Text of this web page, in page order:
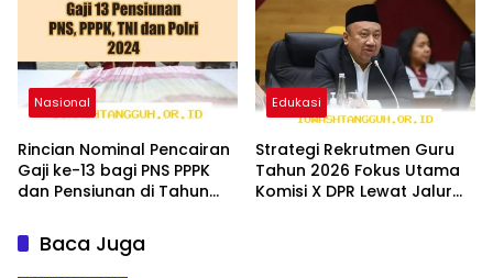
Nasional
Rincian Nominal Pencairan
Gaji ke-13 bagi PNS PPPK
dan Pensiunan di Tahun
Edukasi
Strategi Rekrutmen Guru
Tahun 2026 Fokus Utama
Komisi X DPR Lewat Jalur
Baca Juga